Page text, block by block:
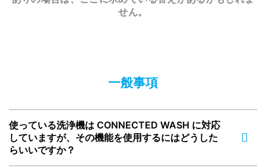
せん。
一般事項
使っている洗浄機は CONNECTED WASH に対応
していますが、その機能を使用するにはどうした
らいいですか？